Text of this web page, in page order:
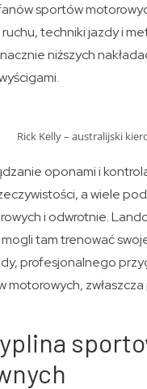
sportów
techniki jazdy i
niższych
Rick Kelly – australijski
oponami i
a wiele
i odwrotnie.
tam trenować
profesjonalnego
zwłaszcza